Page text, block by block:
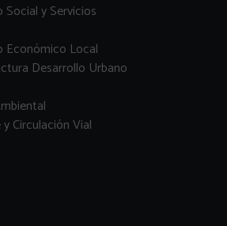
Social y Servicios
Económico Local
Desarrollo Urbano
Circulación Vial